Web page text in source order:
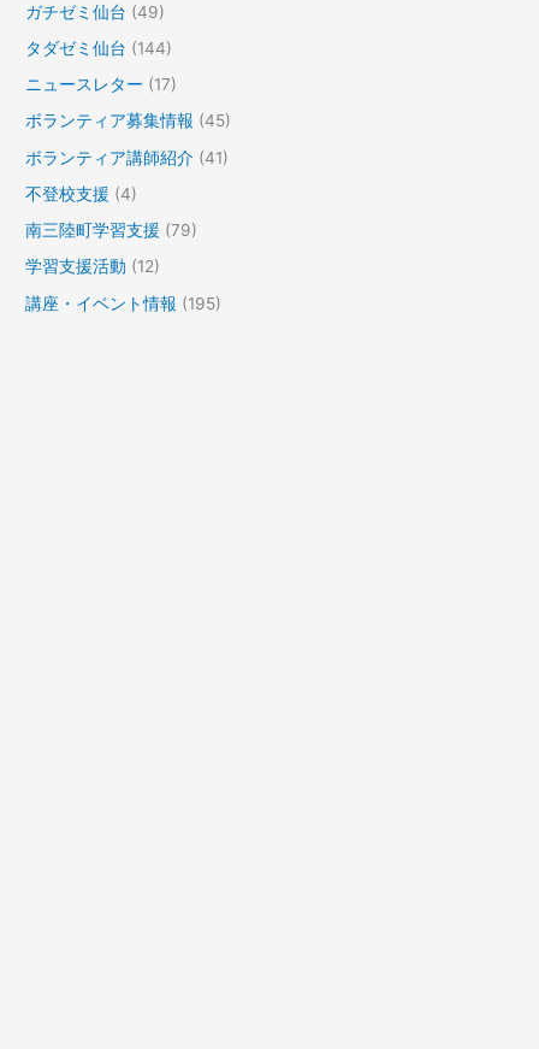
ガチゼミ仙台 (49)
タダゼミ仙台 (144)
ニュースレター (17)
ボランティア募集情報 (45)
ボランティア講師紹介 (41)
不登校支援 (4)
南三陸町学習支援 (79)
学習支援活動 (12)
講座・イベント情報 (195)